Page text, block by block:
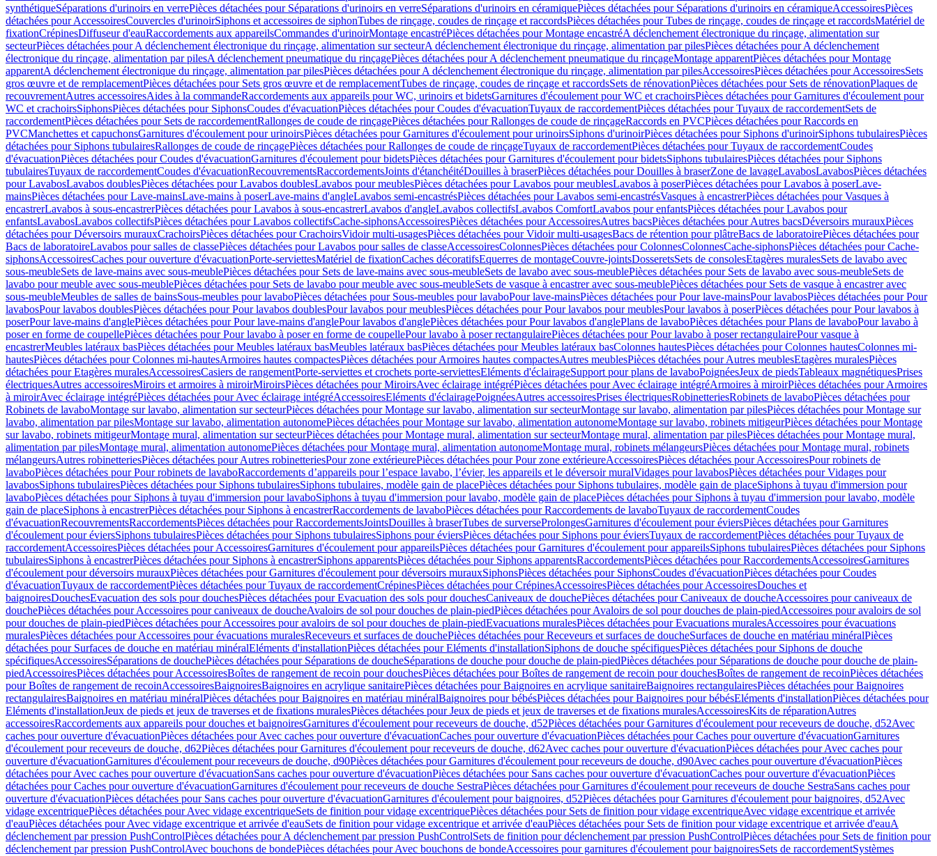
synthétiqueSéparations d'urinoirs en verrePièces détachées pour Séparations d'urinoirs en verreSéparations d'urinoirs en céramiquePièces détachées pour Séparations d'urinoirs en céramiqueAccessoiresPièces
détachées pour AccessoiresCouvercles d'urinoirSiphons et accessoires de siphonTubes de rinçage, coudes de rinçage et raccordsPièces détachées pour Tubes de rinçage, coudes de rinçage et raccordsMatériel de
fixationCrépinesDiffuseur d'eauRaccordements aux appareilsCommandes d'urinoirMontage encastréPièces détachées pour Montage encastréA déclenchement électronique du rinçage, alimentation sur
secteurPièces détachées pour A déclenchement électronique du rinçage, alimentation sur secteurA déclenchement électronique du rinçage, alimentation par pilesPièces détachées pour A déclenchement
électronique du rinçage, alimentation par pilesA déclenchement pneumatique du rinçagePièces détachées pour A déclenchement pneumatique du rinçageMontage apparentPièces détachées pour Montage
apparentA déclenchement électronique du rinçage, alimentation par pilesPièces détachées pour A déclenchement électronique du rinçage, alimentation par pilesAccessoiresPièces détachées pour AccessoiresSets
gros œuvre et de remplacementPièces détachées pour Sets gros œuvre et de remplacementTubes de rinçage, coudes de rinçage et raccordsSets de rénovationPièces détachées pour Sets de rénovationPlaques de
recouvrementAutres accessoiresAides à la commandeRaccordements aux appareils pour WC, urinoirs et bidetsGarnitures d'écoulement pour WC et crachoirsPièces détachées pour Garnitures d'écoulement pour
WC et crachoirsSiphonsPièces détachées pour SiphonsCoudes d'évacuationPièces détachées pour Coudes d'évacuationTuyaux de raccordementPièces détachées pour Tuyaux de raccordementSets de
raccordementPièces détachées pour Sets de raccordementRallonges de coude de rinçagePièces détachées pour Rallonges de coude de rinçageRaccords en PVCPièces détachées pour Raccords en
PVCManchettes et capuchonsGarnitures d'écoulement pour urinoirsPièces détachées pour Garnitures d'écoulement pour urinoirsSiphons d'urinoirPièces détachées pour Siphons d'urinoirSiphons tubulairesPièces
détachées pour Siphons tubulairesRallonges de coude de rinçagePièces détachées pour Rallonges de coude de rinçageTuyaux de raccordementPièces détachées pour Tuyaux de raccordementCoudes
d'évacuationPièces détachées pour Coudes d'évacuationGarnitures d'écoulement pour bidetsPièces détachées pour Garnitures d'écoulement pour bidetsSiphons tubulairesPièces détachées pour Siphons
tubulairesTuyaux de raccordementCoudes d'évacuationRecouvrementsRaccordementsJoints d'étanchéitéDouilles à braserPièces détachées pour Douilles à braserZone de lavageLavabosLavabosPièces détachées
pour LavabosLavabos doublesPièces détachées pour Lavabos doublesLavabos pour meublesPièces détachées pour Lavabos pour meublesLavabos à poserPièces détachées pour Lavabos à poserLave-
mainsPièces détachées pour Lave-mainsLave-mains à poserLave-mains d'angleLavabos semi-encastrésPièces détachées pour Lavabos semi-encastrésVasques à encastrerPièces détachées pour Vasques à
encastrerLavabos à sous-encastrerPièces détachées pour Lavabos à sous-encastrerLavabos d'angleLavabos collectifsLavabos ComfortLavabos pour enfantsPièces détachées pour Lavabos pour
enfantsLavabosLavabos collectifsPièces détachées pour Lavabos collectifsCache-siphonsAccessoiresPièces détachées pour AccessoiresAutres bacsPièces détachées pour Autres bacsDéversoirs murauxPièces
détachées pour Déversoirs murauxCrachoirsPièces détachées pour CrachoirsVidoir multi-usagesPièces détachées pour Vidoir multi-usagesBacs de rétention pour plâtreBacs de laboratoirePièces détachées pour
Bacs de laboratoireLavabos pour salles de classePièces détachées pour Lavabos pour salles de classeAccessoiresColonnesPièces détachées pour ColonnesColonnesCache-siphonsPièces détachées pour Cache-
siphonsAccessoiresCaches pour ouverture d'évacuationPorte-serviettesMatériel de fixationCaches décoratifsEquerres de montageCouvre-jointsDosseretsSets de consolesEtagères muralesSets de lavabo avec
sous-meubleSets de lave-mains avec sous-meublePièces détachées pour Sets de lave-mains avec sous-meubleSets de lavabo avec sous-meublePièces détachées pour Sets de lavabo avec sous-meubleSets de
lavabo pour meuble avec sous-meublePièces détachées pour Sets de lavabo pour meuble avec sous-meubleSets de vasque à encastrer avec sous-meublePièces détachées pour Sets de vasque à encastrer avec
sous-meubleMeubles de salles de bainsSous-meubles pour lavaboPièces détachées pour Sous-meubles pour lavaboPour lave-mainsPièces détachées pour Pour lave-mainsPour lavabosPièces détachées pour Pour
lavabosPour lavabos doublesPièces détachées pour Pour lavabos doublesPour lavabos pour meublesPièces détachées pour Pour lavabos pour meublesPour lavabos à poserPièces détachées pour Pour lavabos à
poserPour lave-mains d'anglePièces détachées pour Pour lave-mains d'anglePour lavabos d'anglePièces détachées pour Pour lavabos d'anglePlans de lavaboPièces détachées pour Plans de lavaboPour lavabo à
poser en forme de coupellePièces détachées pour Pour lavabo à poser en forme de coupellePour lavabo à poser rectangulairePièces détachées pour Pour lavabo à poser rectangulairePour vasque à
encastrerMeubles latéraux basPièces détachées pour Meubles latéraux basMeubles latéraux basPièces détachées pour Meubles latéraux basColonnes hautesPièces détachées pour Colonnes hautesColonnes mi-
hautesPièces détachées pour Colonnes mi-hautesArmoires hautes compactesPièces détachées pour Armoires hautes compactesAutres meublesPièces détachées pour Autres meublesEtagères muralesPièces
détachées pour Etagères muralesAccessoiresCasiers de rangementPorte-serviettes et crochets porte-serviettesEléments d'éclairageSupport pour plans de lavaboPoignéesJeux de piedsTableaux magnétiquesPrises
électriquesAutres accessoiresMiroirs et armoires à miroirMiroirsPièces détachées pour MiroirsAvec éclairage intégréPièces détachées pour Avec éclairage intégréArmoires à miroirPièces détachées pour Armoires
à miroirAvec éclairage intégréPièces détachées pour Avec éclairage intégréAccessoiresEléments d'éclairagePoignéesAutres accessoiresPrises électriquesRobinetteriesRobinets de lavaboPièces détachées pour
Robinets de lavaboMontage sur lavabo, alimentation sur secteurPièces détachées pour Montage sur lavabo, alimentation sur secteurMontage sur lavabo, alimentation par pilesPièces détachées pour Montage sur
lavabo, alimentation par pilesMontage sur lavabo, alimentation autonomePièces détachées pour Montage sur lavabo, alimentation autonomeMontage sur lavabo, robinets mitigeurPièces détachées pour Montage
sur lavabo, robinets mitigeurMontage mural, alimentation sur secteurPièces détachées pour Montage mural, alimentation sur secteurMontage mural, alimentation par pilesPièces détachées pour Montage mural,
alimentation par pilesMontage mural, alimentation autonomePièces détachées pour Montage mural, alimentation autonomeMontage mural, robinets mélangeursPièces détachées pour Montage mural, robinets
mélangeursAutres robinetteriesPièces détachées pour Autres robinetteriesPour zone extérieurePièces détachées pour Pour zone extérieureAccessoiresPièces détachées pour AccessoiresPour robinets de
lavaboPièces détachées pour Pour robinets de lavaboRaccordements d’appareils pour l’espace lavabo, l’évier, les appareils et le déversoir muralVidages pour lavabosPièces détachées pour Vidages pour
lavabosSiphons tubulairesPièces détachées pour Siphons tubulairesSiphons tubulaires, modèle gain de placePièces détachées pour Siphons tubulaires, modèle gain de placeSiphons à tuyau d'immersion pour
lavaboPièces détachées pour Siphons à tuyau d'immersion pour lavaboSiphons à tuyau d'immersion pour lavabo, modèle gain de placePièces détachées pour Siphons à tuyau d'immersion pour lavabo, modèle
gain de placeSiphons à encastrerPièces détachées pour Siphons à encastrerRaccordements de lavaboPièces détachées pour Raccordements de lavaboTuyaux de raccordementCoudes
d'évacuationRecouvrementsRaccordementsPièces détachées pour RaccordementsJointsDouilles à braserTubes de surverseProlongesGarnitures d'écoulement pour éviersPièces détachées pour Garnitures
d'écoulement pour éviersSiphons tubulairesPièces détachées pour Siphons tubulairesSiphons pour éviersPièces détachées pour Siphons pour éviersTuyaux de raccordementPièces détachées pour Tuyaux de
raccordementAccessoiresPièces détachées pour AccessoiresGarnitures d'écoulement pour appareilsPièces détachées pour Garnitures d'écoulement pour appareilsSiphons tubulairesPièces détachées pour Siphons
tubulairesSiphons à encastrerPièces détachées pour Siphons à encastrerSiphons apparentsPièces détachées pour Siphons apparentsRaccordementsPièces détachées pour RaccordementsAccessoiresGarnitures
d'écoulement pour déversoirs murauxPièces détachées pour Garnitures d'écoulement pour déversoirs murauxSiphonsPièces détachées pour SiphonsCoudes d'évacuationPièces détachées pour Coudes
d'évacuationTuyaux de raccordementPièces détachées pour Tuyaux de raccordementCrépinesPièces détachées pour CrépinesAccessoiresPièces détachées pour AccessoiresDouches et
baignoiresDouchesEvacuation des sols pour douchesPièces détachées pour Evacuation des sols pour douchesCaniveaux de douchePièces détachées pour Caniveaux de doucheAccessoires pour caniveaux de
douchePièces détachées pour Accessoires pour caniveaux de doucheAvaloirs de sol pour douches de plain-piedPièces détachées pour Avaloirs de sol pour douches de plain-piedAccessoires pour avaloirs de sol
pour douches de plain-piedPièces détachées pour Accessoires pour avaloirs de sol pour douches de plain-piedEvacuations muralesPièces détachées pour Evacuations muralesAccessoires pour évacuations
muralesPièces détachées pour Accessoires pour évacuations muralesReceveurs et surfaces de douchePièces détachées pour Receveurs et surfaces de doucheSurfaces de douche en matériau minéralPièces
détachées pour Surfaces de douche en matériau minéralEléments d'installationPièces détachées pour Eléments d'installationSiphons de douche spécifiquesPièces détachées pour Siphons de douche
spécifiquesAccessoiresSéparations de douchePièces détachées pour Séparations de doucheSéparations de douche pour douche de plain-piedPièces détachées pour Séparations de douche pour douche de plain-
piedAccessoiresPièces détachées pour AccessoiresBoîtes de rangement de recoin pour douchesPièces détachées pour Boîtes de rangement de recoin pour douchesBoîtes de rangement de recoinPièces détachées
pour Boîtes de rangement de recoinAccessoiresBaignoiresBaignoires en acrylique sanitairePièces détachées pour Baignoires en acrylique sanitaireBaignoires rectangulairesPièces détachées pour Baignoires
rectangulairesBaignoires en matériau minéralPièces détachées pour Baignoires en matériau minéralBaignoires pour bébésPièces détachées pour Baignoires pour bébésEléments d'installationPièces détachées pour
Eléments d'installationJeux de pieds et jeux de traverses et de fixations muralesPièces détachées pour Jeux de pieds et jeux de traverses et de fixations muralesAccessoiresKits de réparationAutres
accessoiresRaccordements aux appareils pour douches et baignoiresGarnitures d'écoulement pour receveurs de douche, d52Pièces détachées pour Garnitures d'écoulement pour receveurs de douche, d52Avec
caches pour ouverture d'évacuationPièces détachées pour Avec caches pour ouverture d'évacuationCaches pour ouverture d'évacuationPièces détachées pour Caches pour ouverture d'évacuationGarnitures
d'écoulement pour receveurs de douche, d62Pièces détachées pour Garnitures d'écoulement pour receveurs de douche, d62Avec caches pour ouverture d'évacuationPièces détachées pour Avec caches pour
ouverture d'évacuationGarnitures d'écoulement pour receveurs de douche, d90Pièces détachées pour Garnitures d'écoulement pour receveurs de douche, d90Avec caches pour ouverture d'évacuationPièces
détachées pour Avec caches pour ouverture d'évacuationSans caches pour ouverture d'évacuationPièces détachées pour Sans caches pour ouverture d'évacuationCaches pour ouverture d'évacuationPièces
détachées pour Caches pour ouverture d'évacuationGarnitures d'écoulement pour receveurs de douche SestraPièces détachées pour Garnitures d'écoulement pour receveurs de douche SestraSans caches pour
ouverture d'évacuationPièces détachées pour Sans caches pour ouverture d'évacuationGarnitures d'écoulement pour baignoires, d52Pièces détachées pour Garnitures d'écoulement pour baignoires, d52Avec
vidage excentriquePièces détachées pour Avec vidage excentriqueSets de finition pour vidage excentriquePièces détachées pour Sets de finition pour vidage excentriqueAvec vidage excentrique et arrivée
d'eauPièces détachées pour Avec vidage excentrique et arrivée d'eauSets de finition pour vidage excentrique et arrivée d'eauPièces détachées pour Sets de finition pour vidage excentrique et arrivée d'eauA
déclenchement par pression PushControlPièces détachées pour A déclenchement par pression PushControlSets de finition pour déclenchement par pression PushControlPièces détachées pour Sets de finition pour
déclenchement par pression PushControlAvec bouchons de bondePièces détachées pour Avec bouchons de bondeAccessoires pour garnitures d'écoulement pour baignoiresSets de raccordementSystèmes